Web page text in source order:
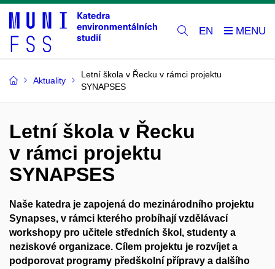
EN
Aktuality
Letní škola v Řecku v rámci projektu
SYNAPSES
Letní škola v Řecku
v rámci projektu
SYNAPSES
Naše katedra je zapojená do mezinárodního projektu
Synapses, v rámci kterého probíhají vzdělávací
workshopy pro učitele středních škol, studenty a
neziskové organizace. Cílem projektu je rozvíjet a
podporovat programy předškolní přípravy a dalšího